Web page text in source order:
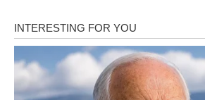
Sve što pokrenete sada ima odlične
uspješne rezultate.
Ljubav dolazi onda